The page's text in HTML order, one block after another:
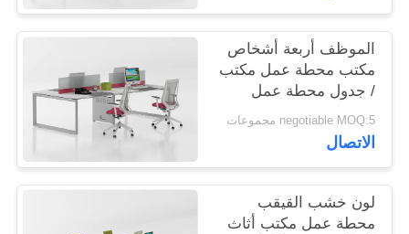
الموظف أربعة أشخاص
مكتب محطة عمل مكتب
/ جدول محطة عمل
وحدات
negotiable MOQ:5 مجموعات
الاتصال
لون خشب القيقب
محطة عمل مكتب أثاث